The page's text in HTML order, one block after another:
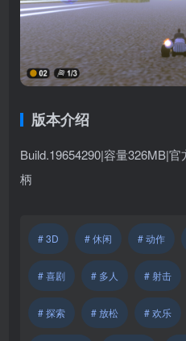
版本介绍
Build.19654290|容量326MB|
柄
# 3D # 休闲 # 动作
# 喜剧 # 多人 # 射击
# 探索 # 放松 # 欢乐